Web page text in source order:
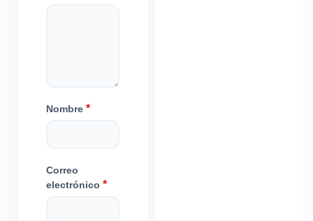
Nombre *
Correo
electrónico *